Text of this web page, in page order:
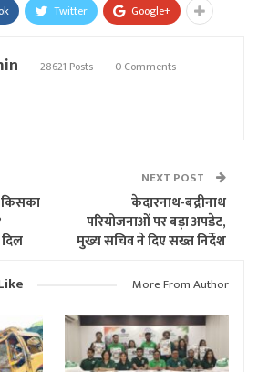
Twitter Google+
28621 Posts 0 Comments
NEXT POST
केदारनाथ-बद्रीनाथ
परियोजनाओं पर बड़ा अपडेट,
मुख्य सचिव ने दिए सख्त निर्देश
More From Author